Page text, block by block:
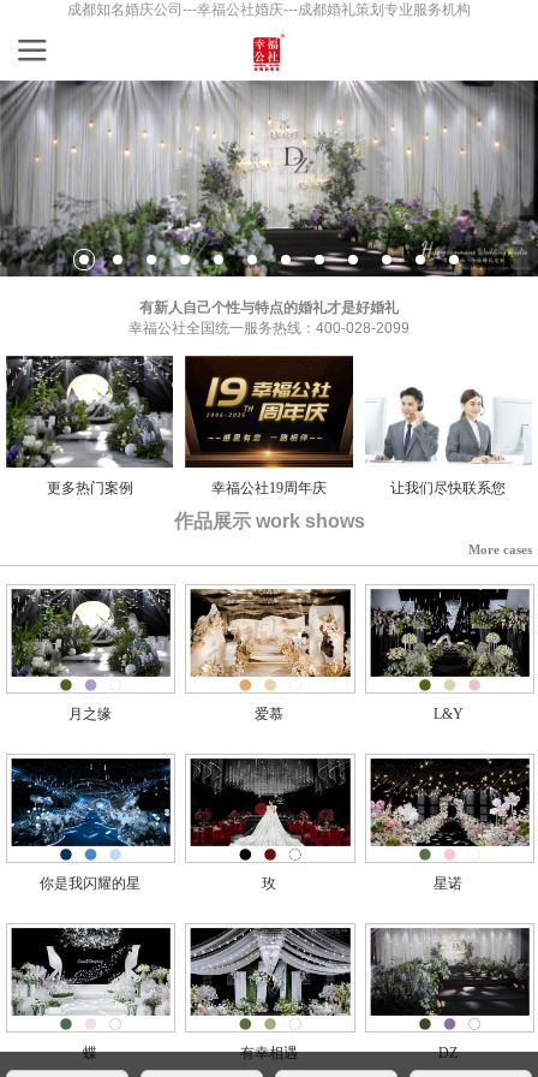
成都知名婚庆公司---幸福公社婚庆---成都婚礼策划专业服务机构
有新人自己个性与特点的婚礼才是好婚礼
幸福公社全国统一服务热线：400-028-2099
更多热门案例 幸福公社19周年庆 让我们尽快联系您
作品展示 work shows
More cases
月之缘 爱慕 L&Y
你是我闪耀的星 玫 星诺
蝶 有幸相遇 DZ